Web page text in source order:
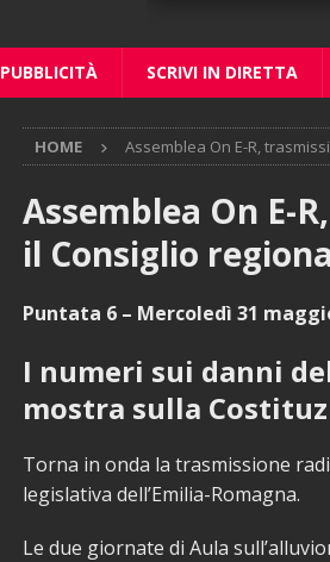
PUBBLICITÀ SCRIVI IN DIRETTA
HOME Assemblea On E-R,
Assemblea On E-
il Consiglio
Puntata 6 – Mercoledì 31
I numeri sui danni
mostra sulla
Torna in onda la trasmissione
legislativa dell’Emilia-Romagna.
Le due giornate di Aula